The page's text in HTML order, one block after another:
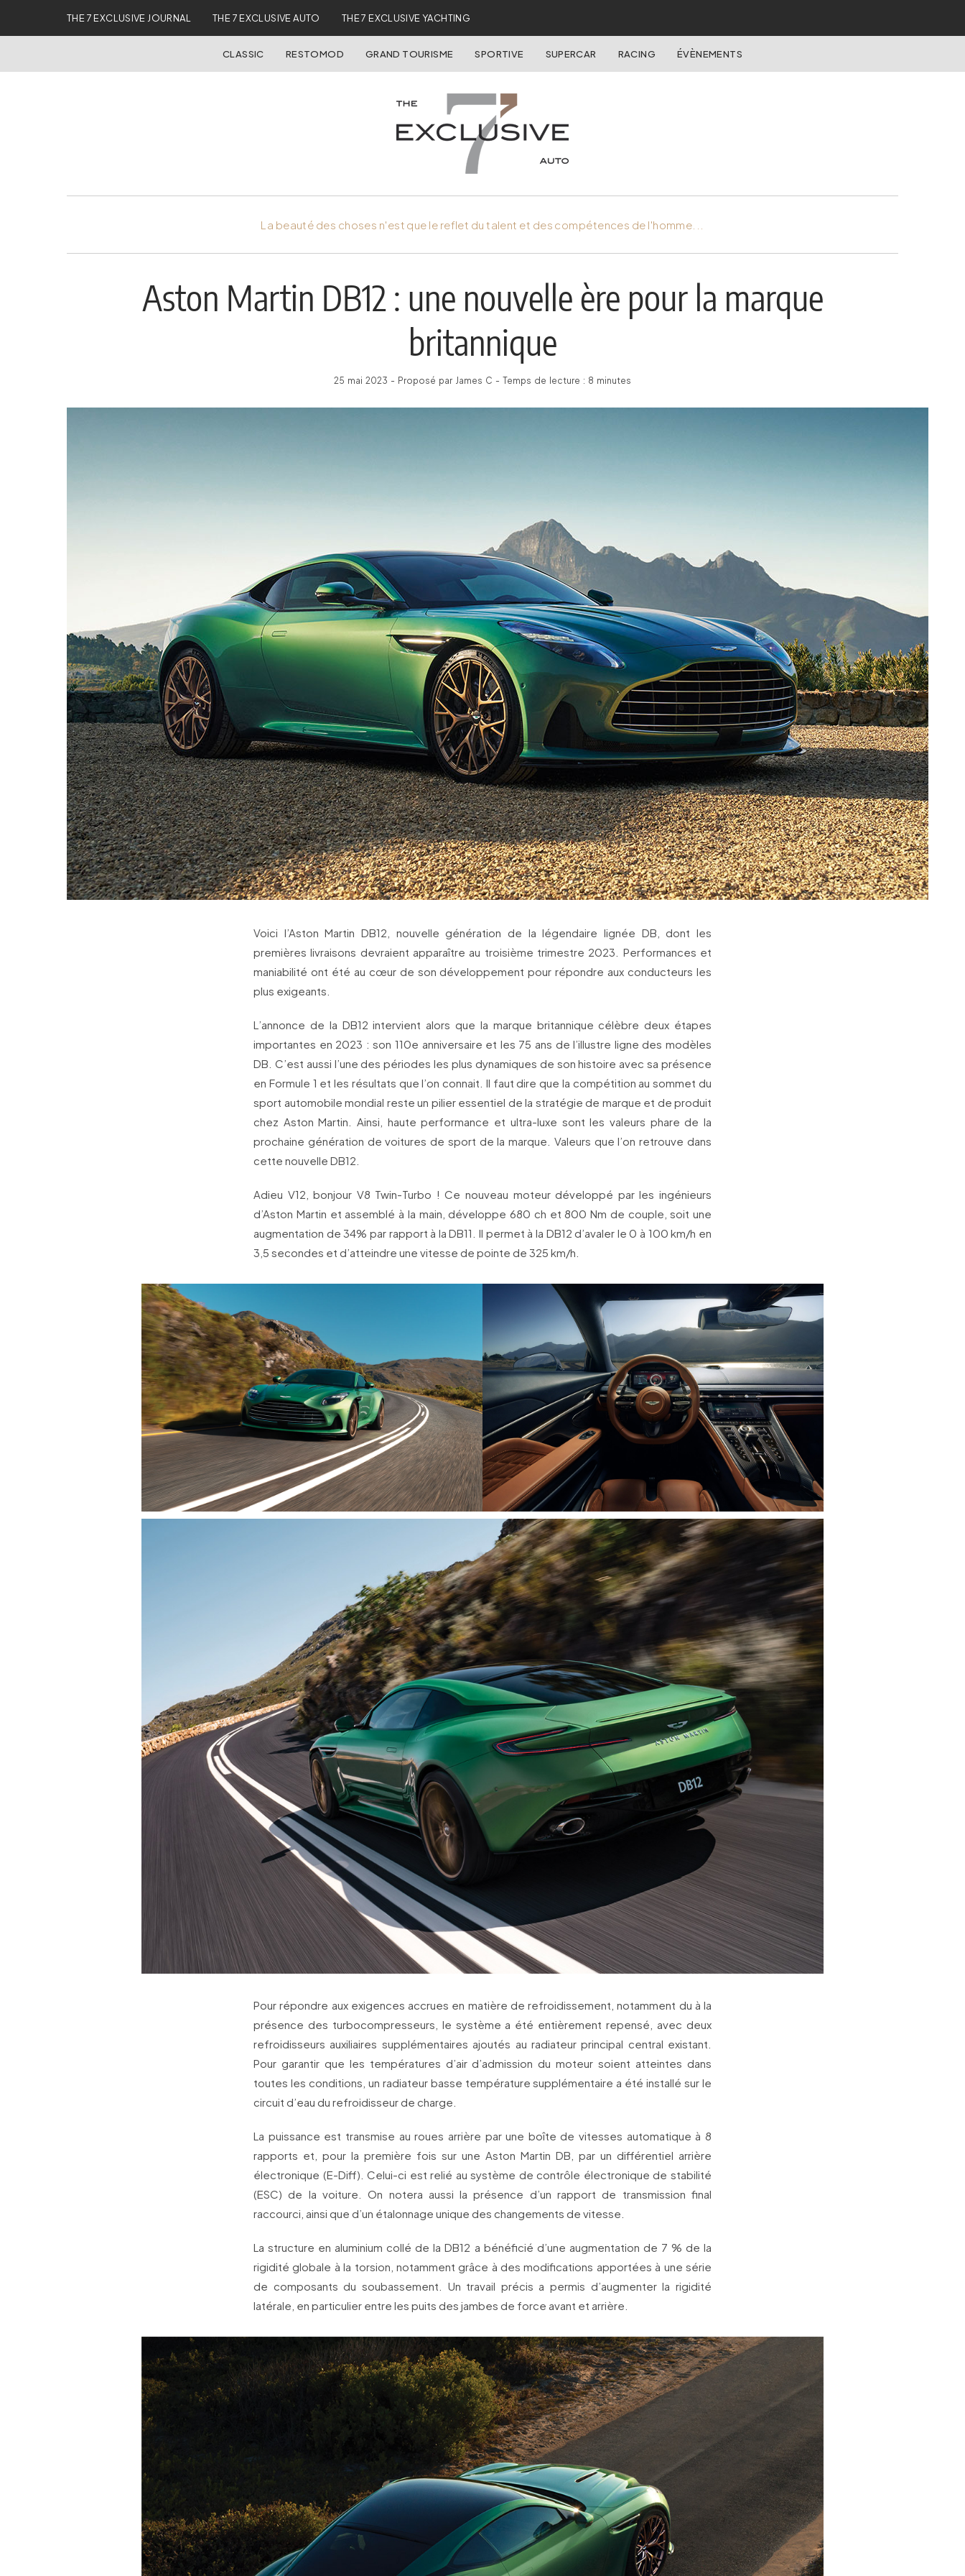
THE 7 EXCLUSIVE JOURNAL THE 7 EXCLUSIVE AUTO THE 7 EXCLUSIVE YACHTING
CLASSIC RESTOMOD GRAND TOURISME SPORTIVE SUPERCAR RACING ÉVÈNEMENTS
La beauté des choses n'est que le reflet du talent et des compétences de l'homme...
Aston Martin DB12 : une nouvelle ère pour la marque
britannique
25 mai 2023 - Proposé par James C - Temps de lecture : 8 minutes
Voici l’Aston Martin DB12, nouvelle génération de la légendaire lignée DB, dont les
premières livraisons devraient apparaître au troisième trimestre 2023. Performances et
maniabilité ont été au cœur de son développement pour répondre aux conducteurs les
plus exigeants.
L’annonce de la DB12 intervient alors que la marque britannique célèbre deux étapes
importantes en 2023 : son 110e anniversaire et les 75 ans de l’illustre ligne des modèles
DB. C’est aussi l’une des périodes les plus dynamiques de son histoire avec sa présence
en Formule 1 et les résultats que l’on connait. Il faut dire que la compétition au sommet du
sport automobile mondial reste un pilier essentiel de la stratégie de marque et de produit
chez Aston Martin. Ainsi, haute performance et ultra-luxe sont les valeurs phare de la
prochaine génération de voitures de sport de la marque. Valeurs que l’on retrouve dans
cette nouvelle DB12.
Adieu V12, bonjour V8 Twin-Turbo ! Ce nouveau moteur développé par les ingénieurs
d’Aston Martin et assemblé à la main, développe 680 ch et 800 Nm de couple, soit une
augmentation de 34% par rapport à la DB11. Il permet à la DB12 d’avaler le 0 à 100 km/h en
3,5 secondes et d’atteindre une vitesse de pointe de 325 km/h.
Pour répondre aux exigences accrues en matière de refroidissement, notamment du à la
présence des turbocompresseurs, le système a été entièrement repensé, avec deux
refroidisseurs auxiliaires supplémentaires ajoutés au radiateur principal central existant.
Pour garantir que les températures d’air d’admission du moteur soient atteintes dans
toutes les conditions, un radiateur basse température supplémentaire a été installé sur le
circuit d’eau du refroidisseur de charge.
La puissance est transmise au roues arrière par une boîte de vitesses automatique à 8
rapports et, pour la première fois sur une Aston Martin DB, par un différentiel arrière
électronique (E-Diff). Celui-ci est relié au système de contrôle électronique de stabilité
(ESC) de la voiture. On notera aussi la présence d’un rapport de transmission final
raccourci, ainsi que d’un étalonnage unique des changements de vitesse.
La structure en aluminium collé de la DB12 a bénéficié d’une augmentation de 7 % de la
rigidité globale à la torsion, notamment grâce à des modifications apportées à une série
de composants du soubassement. Un travail précis a permis d’augmenter la rigidité
latérale, en particulier entre les puits des jambes de force avant et arrière.